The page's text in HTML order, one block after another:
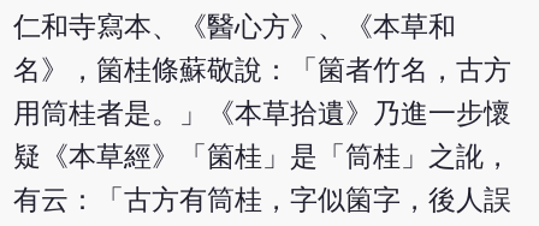
仁和寺寫本、《醫心方》、《本草和
名》，箘桂條蘇敬說：「箘者竹名，古方
用筒桂者是。」《本草拾遺》乃進一步懷
疑《本草經》「箘桂」是「筒桂」之訛，
有云：「古方有筒桂，字似箘字，後人誤